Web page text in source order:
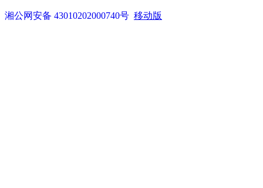
湘公网安备 43010202000740号 移动版